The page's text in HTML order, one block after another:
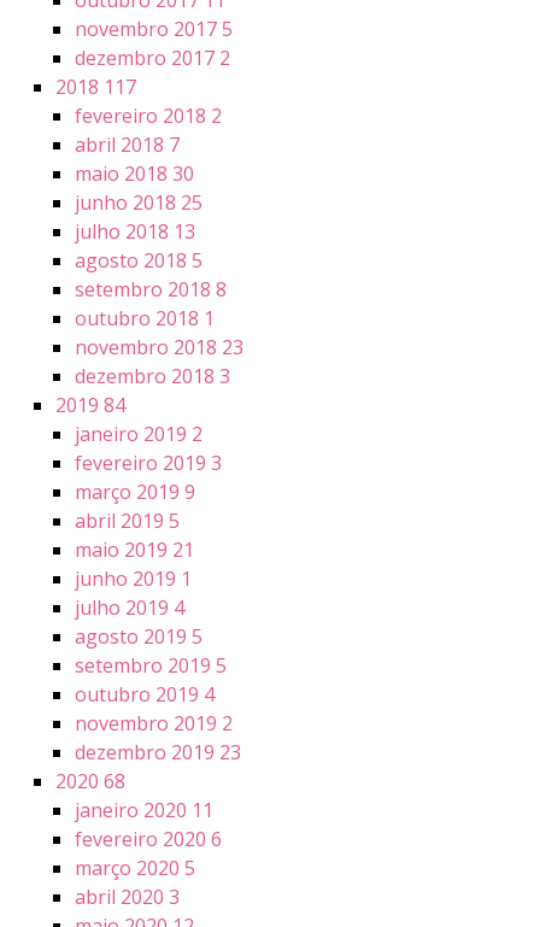
novembro 20175
dezembro 2017 2
2018 117
fevereiro 2018 2
abril 2018 7
maio 2018 30
junho 2018 25
julho 2018 13
agosto 2018 5
setembro 2018 8
outubro 2018 1
novembro 2018 23
dezembro 2018 3
2019 84
janeiro 2019 2
fevereiro 2019 3
março 2019 9
abril 2019 5
maio 2019 21
junho 2019 1
julho 2019 4
agosto 2019 5
setembro 2019 5
outubro 2019 4
novembro 2019 2
dezembro 2019 23
2020 68
janeiro 2020 11
fevereiro 2020 6
março 2020 5
abril 2020 3